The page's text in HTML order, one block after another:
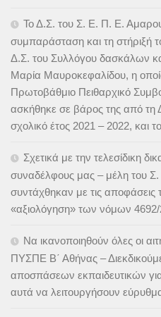
Το Δ.Σ. του Σ. Ε. Π. Ε.
συμπαράσταση και τη στήριξή
Δ.Σ. του Συλλόγου δασκάλων
Μαρία Μαυροκεφαλίδου, η
Πρωτοβάθμιο Πειθαρχικό
ασκήθηκε σε βάρος της από τη
σχολικό έτος 2021 – 2022, και
Σχετικά με την τελεσίδικη
συναδέλφους μας – μέλη του
συντάχθηκαν με τις αποφάσεις
«αξιολόγηση» των νόμων
Να ικανοποιηθούν όλες οι
ΠΥΣΠΕ Β΄ Αθήνας –
αποσπάσεων εκπαιδευτικών
αυτά να λειτουργήσουν